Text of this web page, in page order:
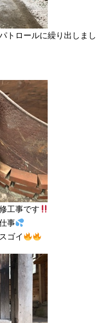
トロールに繰り出しまし
工事です
事
ゴイ